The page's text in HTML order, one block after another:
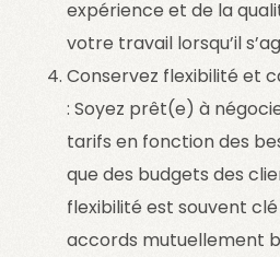
expérience et de la
votre travail lorsqu’il
Conservez flexibilité et
: Soyez prêt(e) à
tarifs en fonction des
que des budgets des
flexibilité est souvent
accords mutuellement